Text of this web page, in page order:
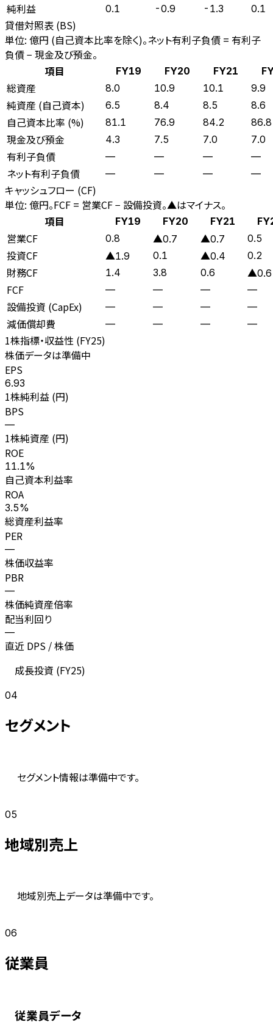
純利益 0.1 -0.9 -1.3 0.1
貸借対照表 (BS)
単位: 億円 (自己資本比率を除く)。ネット有利子負債 = 有利子
負債 − 現金及び預金。
項目
FY19 FY20 FY21
総資産 8.0 10.9 10.1 9.9
純資産 (自己資本) 6.5 8.4 8.5 8.6
自己資本比率 (%) 81.1 76.9 84.2 86.8
現金及び預金 4.3 7.5 7.0 7.0
有利子負債 — — — —
ネット有利子負債 — — — —
キャッシュフロー (CF)
単位: 億円。FCF = 営業CF − 設備投資。▲はマイナス。
項目
FY19 FY20 FY21
営業CF 0.8 ▲0.7 ▲0.7 0.5
投資CF ▲1.9 0.1 ▲0.4 0.2
財務CF 1.4 3.8 0.6 ▲0.6
FCF — — — —
設備投資 (CapEx) — — — —
減価償却費 — — — —
1株指標・収益性 (FY25)
株価データは準備中
EPS
6.93
1株純利益 (円)
BPS
—
1株純資産 (円)
ROE
11.1%
自己資本利益率
ROA
3.5%
総資産利益率
PER
—
株価収益率
PBR
—
株価純資産倍率
配当利回り
—
直近 DPS / 株価
成長投資 (FY25)
04
セグメント
セグメント情報は準備中です。
05
地域別売上
地域別売上データは準備中です。
06
従業員
従業員データ